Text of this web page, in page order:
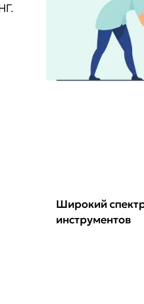
Широкий
инструментов